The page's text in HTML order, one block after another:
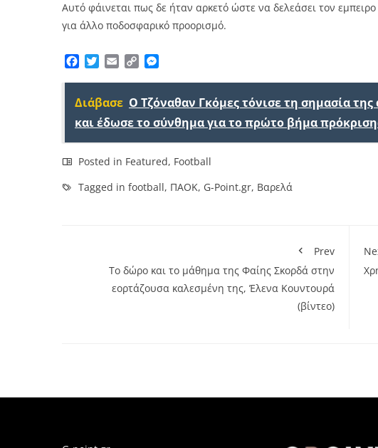
Αυτό φάινεται πως δε ήταν αρκετό ώστε να δελεάσει τον
για άλλο ποδοσφαρικό προορισμό.
Facebook
TwitterEmailCopy
Διάβασε Ο Τζόναθαν Γκόμες τόνισε τη σημασία
και έδωσε το σύνθημα για το πρώτο βήμα
Posted in Featured, Football
Tagged in football, ΠΑΟΚ, G-Point.gr, Βαρελά
Prev
To δώρο και το μάθημα της Φαίης Σκορδά στην
εορτάζουσα καλεσμένη της, Έλενα Κουντουρά
(βίντεο)